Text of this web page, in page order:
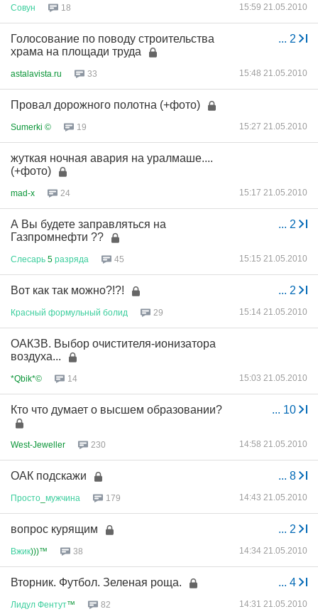
Совун 18 15:59 21.05.2010
... 2
Голосование по поводу строительства
храма на площади труда
astalavista.ru 33 15:48 21.05.2010
Провал дорожного полотна (+фото)
Sumerki © 19 15:27 21.05.2010
жуткая ночная авария на уралмаше....
(+фото)
mad-x 24 15:17 21.05.2010
... 2
А Вы будете заправляться на
Газпромнефти ??
Слесарь 5 разряда 45 15:15 21.05.2010
... 2
Вот как так можно?!?!
Красный формульный болид 29 15:14 21.05.2010
ОАКЗВ. Выбор очистителя-ионизатора
воздуха...
*Qbik*© 14 15:03 21.05.2010
... 10
Кто что думает о высшем образовании?
West-Jeweller 230 14:58 21.05.2010
... 8
ОАК подскажи
Просто мужчина 179 14:43 21.05.2010
... 2
вопрос курящим
Вжик)))™ 38 14:34 21.05.2010
... 4
Вторник. Футбол. Зеленая роща.
Лидул Фентут™ 82 14:31 21.05.2010